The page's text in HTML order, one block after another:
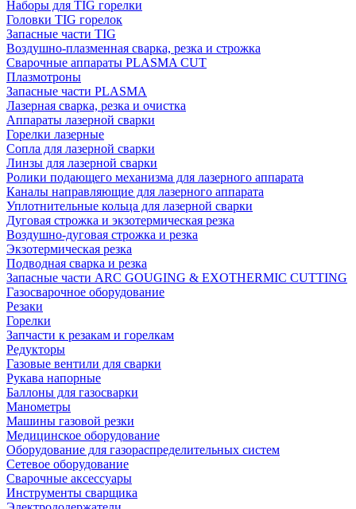
Наборы для TIG горелки
Головки TIG горелок
Запасные части TIG
Воздушно-плазменная сварка, резка и строжка
Сварочные аппараты PLASMA CUT
Плазмотроны
Запасные части PLASMA
Лазерная сварка, резка и очистка
Аппараты лазерной сварки
Горелки лазерные
Сопла для лазерной сварки
Линзы для лазерной сварки
Ролики подающего механизма для лазерного аппарата
Каналы направляющие для лазерного аппарата
Уплотнительные кольца для лазерной сварки
Дуговая строжка и экзотермическая резка
Воздушно-дуговая строжка и резка
Экзотермическая резка
Подводная сварка и резка
Запасные части ARC GOUGING & EXOTHERMIC CUTTING
Газосварочное оборудование
Резаки
Горелки
Запчасти к резакам и горелкам
Редукторы
Газовые вентили для сварки
Рукава напорные
Баллоны для газосварки
Манометры
Машины газовой резки
Медицинское оборудование
Оборудование для газораспределительных систем
Сетевое оборудование
Сварочные аксессуары
Инструменты сварщика